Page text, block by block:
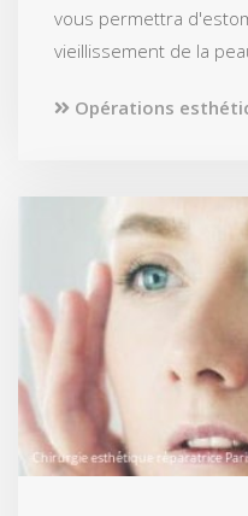
vous permettra
vieillissement de la
Opérations